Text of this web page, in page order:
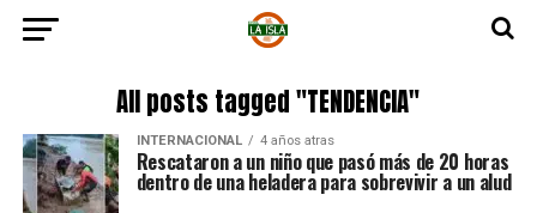
All posts tagged "TENDENCIA"
INTERNACIONAL 4 años atras
Rescataron a un niño que pasó más de 20 horas
dentro de una heladera para sobrevivir a un alud